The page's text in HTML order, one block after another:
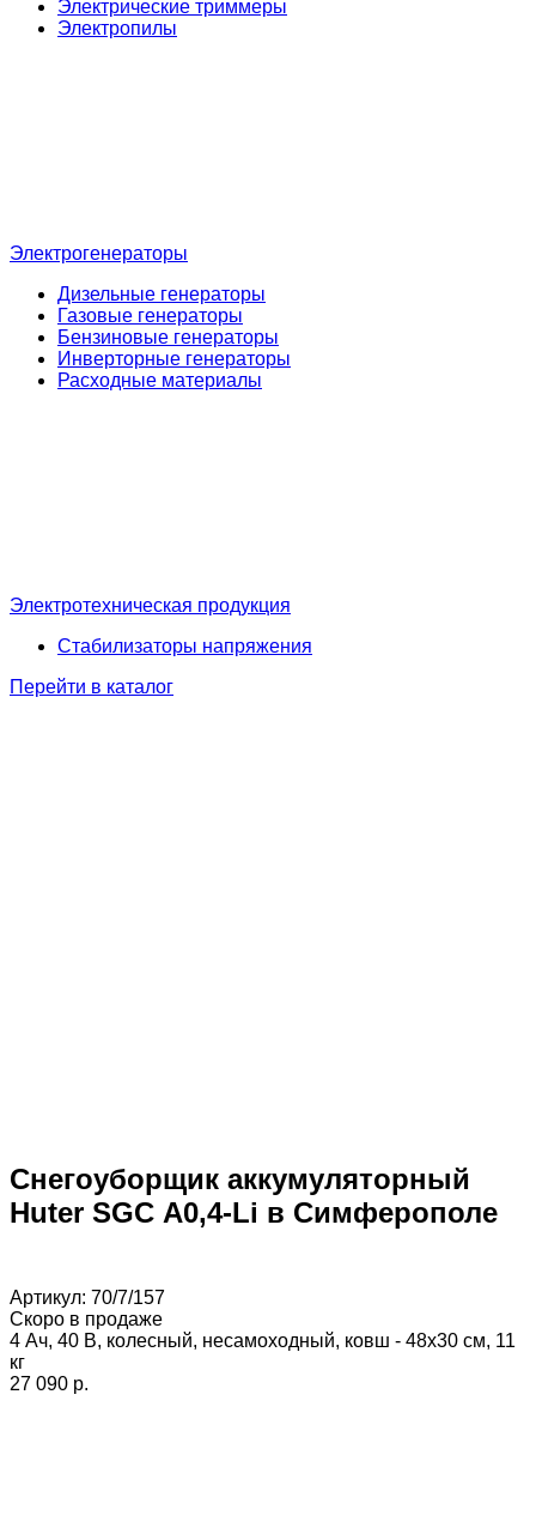
Электрические триммеры
Электропилы
Электрогенераторы
Дизельные генераторы
Газовые генераторы
Бензиновые генераторы
Инверторные генераторы
Расходные материалы
Электротехническая продукция
Стабилизаторы напряжения
Перейти в каталог
Снегоуборщик аккумуляторный
Huter SGC А0,4-Li в Симферополе
Артикул: 70/7/157
Скоро в продаже
4 Ач, 40 В, колесный, несамоходный, ковш - 48x30 см, 11
кг
27 090 p.